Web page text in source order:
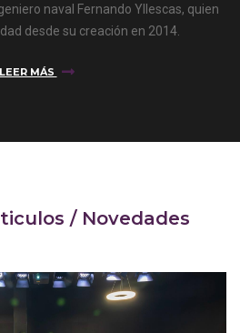
naval Fernando Yllescas, quien
desde su creación en 2014.
LEER MÁS
/ Novedades